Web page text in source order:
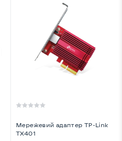
Мережевий адаптер TP-Link
TX401